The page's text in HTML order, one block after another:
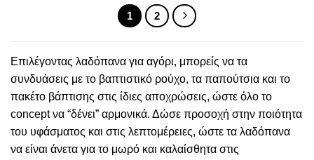
1 2
Επιλέγοντας λαδόπανα για αγόρι, μπορείς να τα
συνδυάσεις με το βαπτιστικό ρούχο, τα παπούτσια και το
πακέτο βάπτισης στις ίδιες αποχρώσεις, ώστε όλο το
concept να “δένει” αρμονικά. Δώσε προσοχή στην ποιότητα
του υφάσματος και στις λεπτομέρειες, ώστε τα λαδόπανα
να είναι άνετα για το μωρό και καλαίσθητα στις